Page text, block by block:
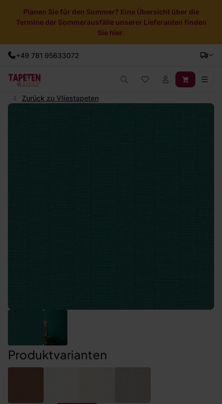
Planen Sie für den Sommer? Eine Übersicht über die
Termine der Sommerausfälle unserer Lieferanten finden
Sie hier.
+49 781 95633072
Zurück zu Vliestapeten
Produktvarianten